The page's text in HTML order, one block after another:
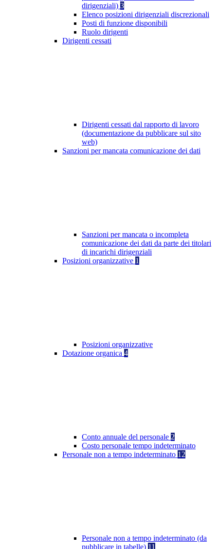
dirigenziali) 3
Elenco posizioni dirigenziali discrezionali
Posti di funzione disponibili
Ruolo dirigenti
Dirigenti cessati
Dirigenti cessati dal rapporto di lavoro
(documentazione da pubblicare sul sito
web)
Sanzioni per mancata comunicazione dei dati
Sanzioni per mancata o incompleta
comunicazione dei dati da parte dei titolari
di incarichi dirigenziali
Posizioni organizzative 1
Posizioni organizzative
Dotazione organica 4
Conto annuale del personale 2
Costo personale tempo indeterminato
Personale non a tempo indeterminato 12
Personale non a tempo indeterminato (da
pubblicare in tabelle) 11